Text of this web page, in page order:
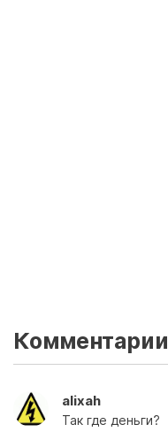
Комментарии
alixah
Так где деньги?